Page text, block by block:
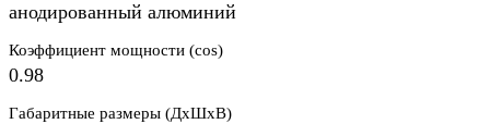
анодированный алюминий
Коэффициент мощности (cos)
0.98
Габаритные размеры (ДхШхВ)